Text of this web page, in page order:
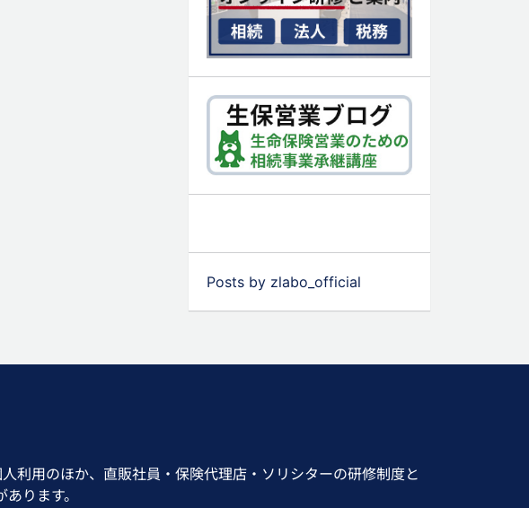
Posts by zlabo_official
利用のほか、直販社員・保険代理店・ソリシターの研修制度と
ります。